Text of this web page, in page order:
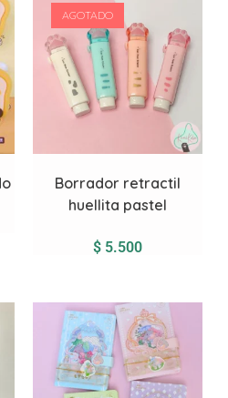
AGOTADO
Borrador retractil
huellita pastel
$ 5.500